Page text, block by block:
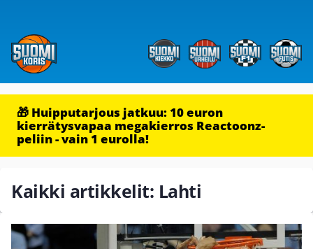
🎁 Huipputarjous jatkuu: 10 euron
kierrätysvapaa megakierros Reactoonz-
peliin - vain 1 eurolla!
Kaikki artikkelit: Lahti